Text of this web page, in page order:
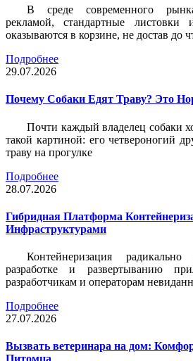
В среде современного
рекламой, стандартные
оказываются в корзине, не достав до
Подробнее
29.07.2026
Почему Собаки Едят Траву? Это
Почти каждый владелец собаки
такой картиной: его четвероногий
траву на прогулке
Подробнее
28.07.2026
Гибридная Платформа
Инфраструктурами
Контейнеризация
разработке и развертыванию
разработчикам и операторам
Подробнее
27.07.2026
Вызвать ветеринара на дом: